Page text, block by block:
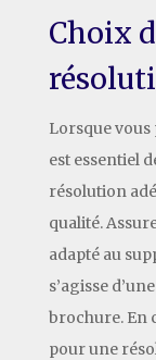
Choix
Lorsque vous
est essentiel
résolution
qualité.
adapté au
s’agisse
brochure. En
pour une